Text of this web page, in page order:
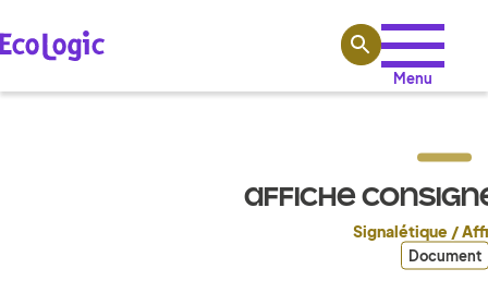
Menu
AFFICHE
Signalétique /
Document